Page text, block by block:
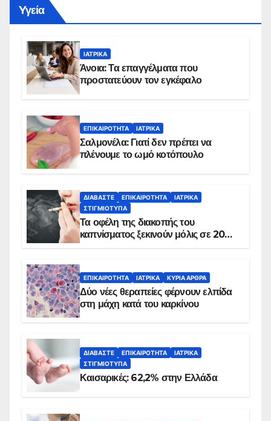
Yγεία
ΙΑΤΡΙΚΆ
Άνοια: Τα επαγγέλματα που
προστατεύουν τον εγκέφαλο
ΕΠΙΚΑΙΡΌΤΗΤΑ ΙΑΤΡΙΚΆ
Σαλμονέλα: Γιατί δεν πρέπει να
πλένουμε το ωμό κοτόπουλο
ΔΙΑΒΆΣΤΕ ΕΠΙΚΑΙΡΌΤΗΤΑ
ΙΑΤΡΙΚΆ
ΣΤΙΓΜΙΌΤΥΠΑ
Τα οφέλη της διακοπής του
καπνίσματος ξεκινούν μόλις σε 20
ΕΠΙΚΑΙΡΌΤΗΤΑ ΙΑΤΡΙΚΆ ΚΥΡΙΑ ΑΡΘΡΑ
Δύο νέες θεραπείες φέρνουν ελπίδα
στη μάχη κατά του καρκίνου
ΔΙΑΒΆΣΤΕ ΕΠΙΚΑΙΡΌΤΗΤΑ
ΙΑΤΡΙΚΆ
ΣΤΙΓΜΙΌΤΥΠΑ
Καισαρικές: 62,2% στην Ελλάδα